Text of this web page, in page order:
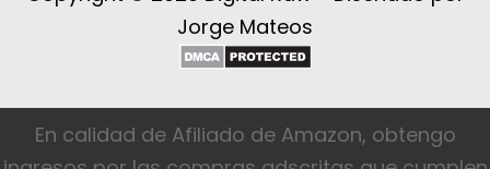
Jorge Mateos
En calidad de Afiliado de Amazon, obtengo